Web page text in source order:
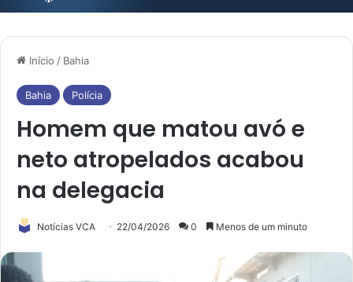
Início / Bahia
Bahia Polícia
Homem que matou avó e
neto atropelados acabou
na delegacia
Notícias VCA 22/04/2026 0 Menos de um minuto